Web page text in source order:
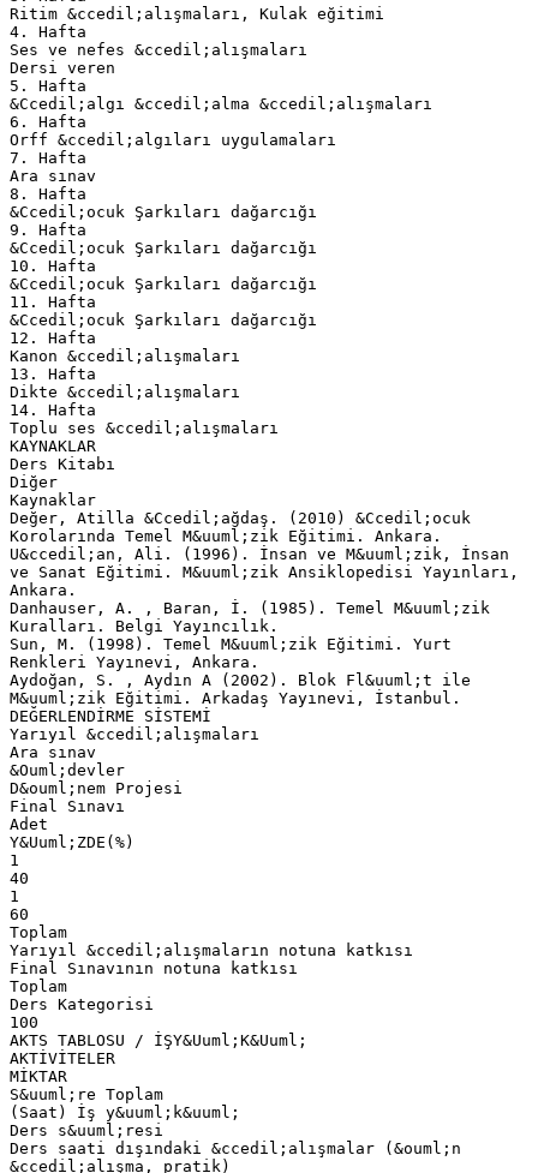
Ritim &ccedil;alışmaları, Kulak eğitimi
4. Hafta
Ses ve nefes &ccedil;alışmaları
Dersi veren
5. Hafta
&Ccedil;algı &ccedil;alma &ccedil;alışmaları
6. Hafta
Orff &ccedil;algıları uygulamaları
7. Hafta
Ara sınav
8. Hafta
&Ccedil;ocuk Şarkıları dağarcığı
9. Hafta
&Ccedil;ocuk Şarkıları dağarcığı
10. Hafta
&Ccedil;ocuk Şarkıları dağarcığı
11. Hafta
&Ccedil;ocuk Şarkıları dağarcığı
12. Hafta
Kanon &ccedil;alışmaları
13. Hafta
Dikte &ccedil;alışmaları
14. Hafta
Toplu ses &ccedil;alışmaları
KAYNAKLAR
Ders Kitabı
Diğer
Kaynaklar
Değer, Atilla &Ccedil;ağdaş. (2010) &Ccedil;ocuk
Korolarında Temel M&uuml;zik Eğitimi. Ankara.
U&ccedil;an, Ali. (1996). İnsan ve M&uuml;zik, İnsan
ve Sanat Eğitimi. M&uuml;zik Ansiklopedisi Yayınları,
Ankara.
Danhauser, A. , Baran, İ. (1985). Temel M&uuml;zik
Kuralları. Belgi Yayıncılık.
Sun, M. (1998). Temel M&uuml;zik Eğitimi. Yurt
Renkleri Yayınevi, Ankara.
Aydoğan, S. , Aydın A (2002). Blok Fl&uuml;t ile
M&uuml;zik Eğitimi. Arkadaş Yayınevi, İstanbul.
DEĞERLENDİRME SİSTEMİ
Yarıyıl &ccedil;alışmaları
Ara sınav
&Ouml;devler
D&ouml;nem Projesi
Final Sınavı
Adet
Y&Uuml;ZDE(%)
1
40
1
60
Toplam
Yarıyıl &ccedil;alışmaların notuna katkısı
Final Sınavının notuna katkısı
Toplam
Ders Kategorisi
100
AKTS TABLOSU / İŞY&Uuml;K&Uuml;
AKTİVİTELER
MİKTAR
S&uuml;re Toplam
(Saat) İş y&uuml;k&uuml;
Ders s&uuml;resi
Ders saati dışındaki &ccedil;alışmalar (&ouml;n
&ccedil;alışma, pratik)